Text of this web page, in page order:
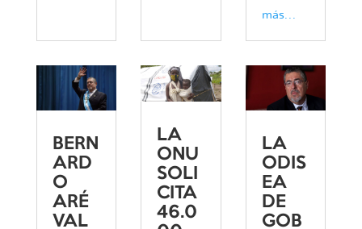
más…
BERN
ARD
O
ARÉ
VAL
LA
ONU
SOLI
CITA
46.0
LA
ODIS
EA
DE
GOB